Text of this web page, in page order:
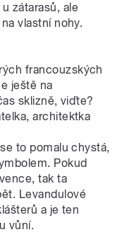
zátarasů, ale
vlastní nohy.
francouzských
ještě na
sklizně, viďte?
architektka
to pomalu chystá,
Pokud
tak ta
Levandulové
a je ten
vůní.